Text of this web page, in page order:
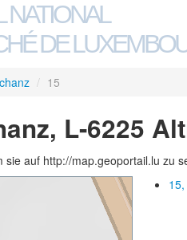
NATIONAL
DE
/ 15
L-6225
sie auf http://map.geoportail.lu zu